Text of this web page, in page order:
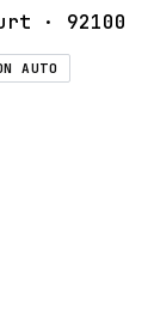
· 92100
AUTO